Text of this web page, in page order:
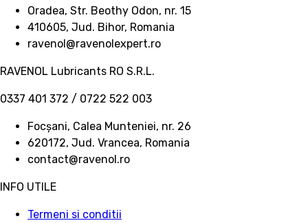
Oradea, Str. Beothy Odon, nr. 15
410605, Jud. Bihor, Romania
ravenol@ravenolexpert.ro
RAVENOL Lubricants RO S.R.L.
0337 401 372 / 0722 522 003
Focșani, Calea Munteniei, nr. 26
620172, Jud. Vrancea, Romania
contact@ravenol.ro
INFO UTILE
Termeni si conditii